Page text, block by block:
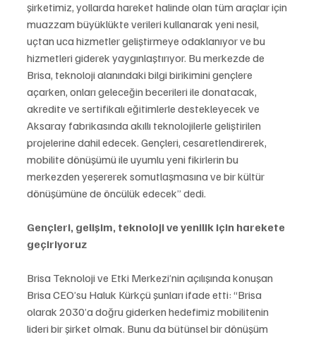
şirketimiz, yollarda hareket halinde olan tüm araçlar için
muazzam büyüklükte verileri kullanarak yeni nesil,
uçtan uca hizmetler geliştirmeye odaklanıyor ve bu
hizmetleri giderek yaygınlaştırıyor. Bu merkezde de
Brisa, teknoloji alanındaki bilgi birikimini gençlere
açarken, onları geleceğin becerileri ile donatacak,
akredite ve sertifikalı eğitimlerle destekleyecek ve
Aksaray fabrikasında akıllı teknolojilerle geliştirilen
projelerine dahil edecek. Gençleri, cesaretlendirerek,
mobilite dönüşümü ile uyumlu yeni fikirlerin bu
merkezden yeşererek somutlaşmasına ve bir kültür
dönüşümüne de öncülük edecek” dedi.
Gençleri, gelişim, teknoloji ve yenilik için harekete
geçiriyoruz
Brisa Teknoloji ve Etki Merkezi’nin açılışında konuşan
Brisa CEO’su Haluk Kürkçü şunları ifade etti: “Brisa
olarak 2030’a doğru giderken hedefimiz mobilitenin
lideri bir şirket olmak. Bunu da bütünsel bir dönüşüm